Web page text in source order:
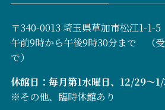
〒340-0013 埼玉県草加市松江1-1-5
午前9時から午後9時30分まで （
で）
休館日：毎月第1水曜日、12/29～
※その他、臨時休館あり